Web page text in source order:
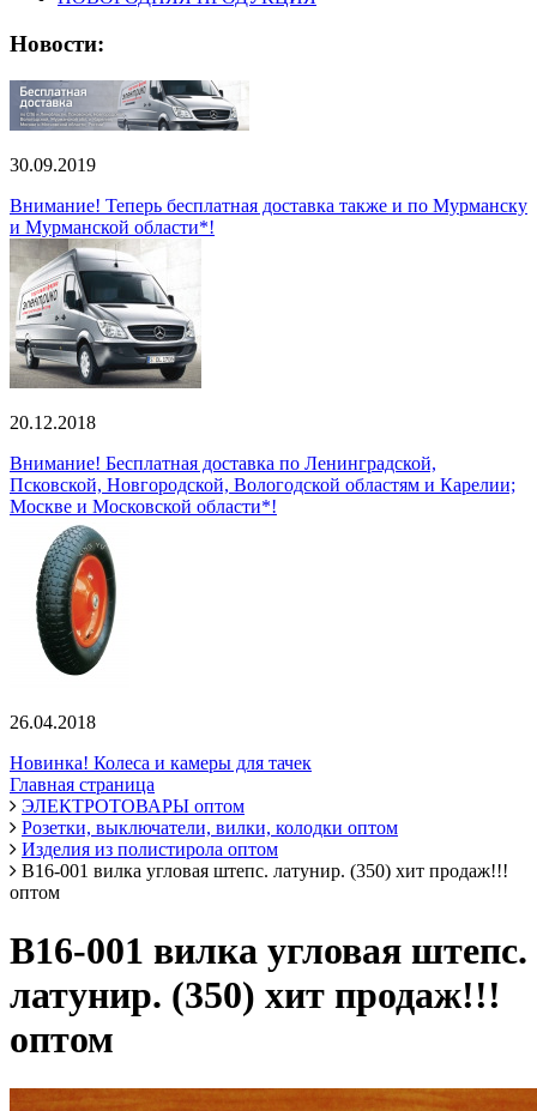
Новости:
30.09.2019
Внимание! Теперь бесплатная доставка также и по Мурманску
и Мурманской области*!
20.12.2018
Внимание! Бесплатная доставка по Ленинградской,
Псковской, Новгородской, Вологодской областям и Карелии;
Москве и Московской области*!
26.04.2018
Новинка! Колеса и камеры для тачек
Главная страница
ЭЛЕКТРОТОВАРЫ оптом
Розетки, выключатели, вилки, колодки оптом
Изделия из полистирола оптом
В16-001 вилка угловая штепс. латунир. (350) хит продаж!!!
оптом
В16-001 вилка угловая штепс.
латунир. (350) хит продаж!!!
оптом